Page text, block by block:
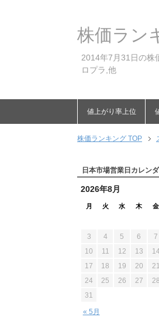
株価ラン
2014年7月31日の株
ロプラ,他
値上がり率上位
株価ランキング TOP
日本市場営業日カレン
2026年8月
月 火 水 木 金
« 5月
3
4 5 6 7
10
11 12 13 14
17
18 19 20 21
24
25 26 27 28
31